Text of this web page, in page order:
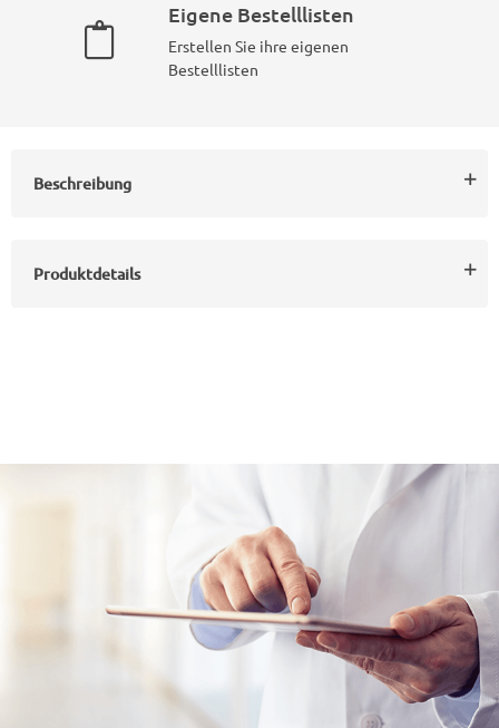
Eigene Bestelllisten
Erstellen Sie ihre eigenen
Bestelllisten
Beschreibung
Produktdetails